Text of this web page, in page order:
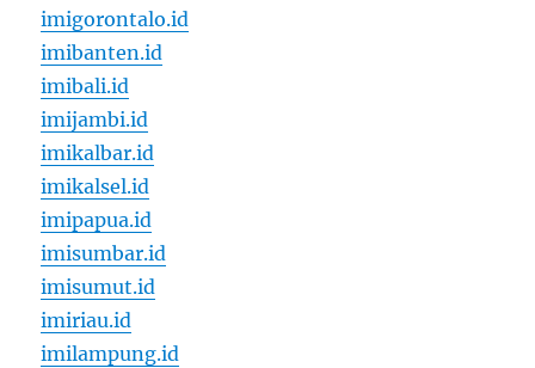
imigorontalo.id
imibanten.id
imibali.id
imijambi.id
imikalbar.id
imikalsel.id
imipapua.id
imisumbar.id
imisumut.id
imiriau.id
imilampung.id